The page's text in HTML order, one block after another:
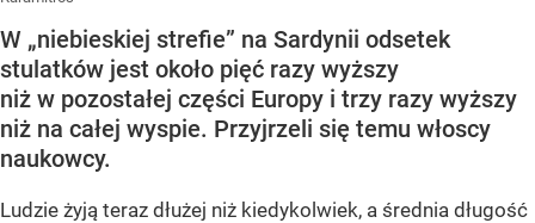
W „niebieskiej strefie” na Sardynii odsetek
stulatków jest około pięć razy wyższy
niż w pozostałej części Europy i trzy razy wyższy
niż na całej wyspie. Przyjrzeli się temu włoscy
naukowcy.
Ludzie żyją teraz dłużej niż kiedykolwiek, a średnia długość